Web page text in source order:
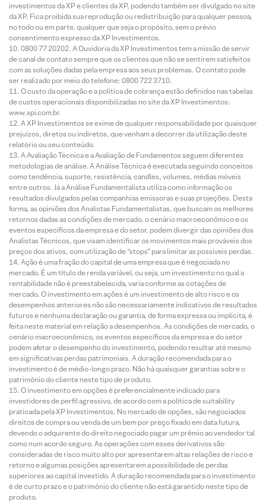
investimentos da XP e clientes da XP, podendo também ser divulgado no site
da XP. Fica proibida sua reprodução ou redistribuição para qualquer pessoa,
no todo ou em parte, qualquer que seja o propósito, sem o prévio
consentimento expresso da XP Investimentos.
0800 77 20202. A Ouvidoria da XP Investimentos tem a missão de servir
de canal de contato sempre que os clientes que não se sentirem satisfeitos
com as soluções dadas pela empresa aos seus problemas. O contato pode
ser realizado por meio do telefone: 0800 722 3710.
O custo da operação e a política de cobrança estão definidos nas tabelas
de custos operacionais disponibilizadas no site da XP Investimentos:
www.xpi.com.br.
A XP Investimentos se exime de qualquer responsabilidade por quaisquer
prejuízos, diretos ou indiretos, que venham a decorrer da utilização deste
relatório ou seu conteúdo.
A Avaliação Técnica e a Avaliação de Fundamentos seguem diferentes
metodologias de análise. A Análise Técnica é executada seguindo conceitos
como tendência, suporte, resistência, candles, volumes, médias móveis
entre outros. Já a Análise Fundamentalista utiliza como informação os
resultados divulgados pelas companhias emissoras e suas projeções. Desta
forma, as opiniões dos Analistas Fundamentalistas, que buscam os melhores
retornos dadas as condições de mercado, o cenário macroeconômico e os
eventos específicos da empresa e do setor, podem divergir das opiniões dos
Analistas Técnicos, que visam identificar os movimentos mais prováveis dos
preços dos ativos, com utilização de “stops” para limitar as possíveis perdas.
Ação é uma fração do capital de uma empresa que é negociada no
mercado. É um título de renda variável, ou seja, um investimento no qual a
rentabilidade não é preestabelecida, varia conforme as cotações de
mercado. O investimento em ações é um investimento de alto risco e os
desempenhos anteriores não são necessariamente indicativos de resultados
futuros e nenhuma declaração ou garantia, de forma expressa ou implícita, é
feita neste material em relação a desempenhos. As condições de mercado, o
cenário macroeconômico, os eventos específicos da empresa e do setor
podem afetar o desempenho do investimento, podendo resultar até mesmo
em significativas perdas patrimoniais. A duração recomendada para o
investimento é de médio-longo prazo. Não há quaisquer garantias sobre o
patrimônio do cliente neste tipo de produto.
O investimento em opções é preferencialmente indicado para
investidores de perfil agressivo, de acordo com a política de suitability
praticada pela XP Investimentos. No mercado de opções, são negociados
direitos de compra ou venda de um bem por preço fixado em data futura,
devendo o adquirente do direito negociado pagar um prêmio ao vendedor tal
como num acordo seguro. As operações com esses derivativos são
consideradas de risco muito alto por apresentarem altas relações de risco e
retorno e algumas posições apresentarem a possibilidade de perdas
superiores ao capital investido. A duração recomendada para o investimento
é de curto prazo e o patrimônio do cliente não está garantido neste tipo de
produto.